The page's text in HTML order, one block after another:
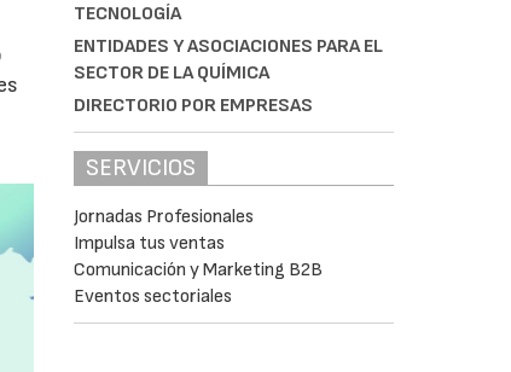
TECNOLOGÍA
ENTIDADES Y ASOCIACIONES PARA EL
SECTOR DE LA QUÍMICA
DIRECTORIO POR EMPRESAS
SERVICIOS
Jornadas Profesionales
Impulsa tus ventas
Comunicación y Marketing B2B
Eventos sectoriales